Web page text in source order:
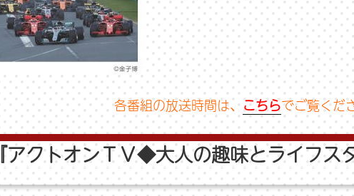
各番組の放送時間は、 こちらでご覧くだ
『アクトオンＴＶ◆大人の趣味とライフス